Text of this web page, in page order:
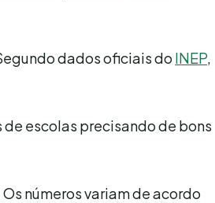
dados oficiais do INEP,
escolas precisando de bons
números variam de acordo